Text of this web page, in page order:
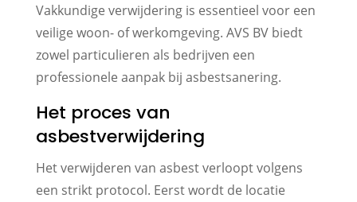
Vakkundige verwijdering is essentieel voor een
veilige woon- of werkomgeving. AVS BV biedt
zowel particulieren als bedrijven een
professionele aanpak bij asbestsanering.
Het proces van
asbestverwijdering
Het verwijderen van asbest verloopt volgens
een strikt protocol. Eerst wordt de locatie